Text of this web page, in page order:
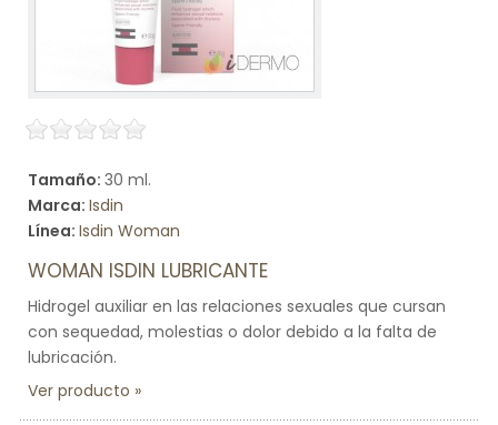
Tamaño: 30 ml.
Marca: Isdin
Línea: Isdin Woman
WOMAN ISDIN LUBRICANTE
Hidrogel auxiliar en las relaciones sexuales que cursan
con sequedad, molestias o dolor debido a la falta de
lubricación.
Ver producto